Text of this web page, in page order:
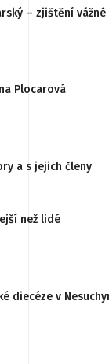
– zjištění
Plocarová
a s jejich členy
než lidé
diecéze v